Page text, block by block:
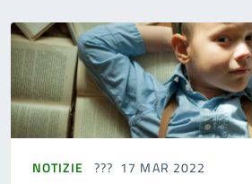
NOTIZIE 17 MAR 2022